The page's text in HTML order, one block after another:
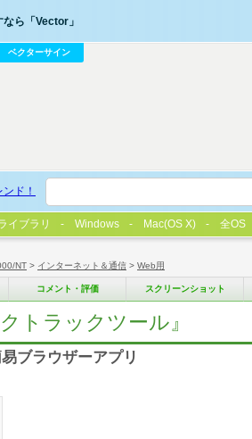
NT > インターネット＆通信 > Web用
コメント・評価 スクリーンショット
トラックツール』
ブラウザーアプリ
ら「Vector」
ベクターサイン
ド！
イブラリ Windows Mac(OS X) 全OS